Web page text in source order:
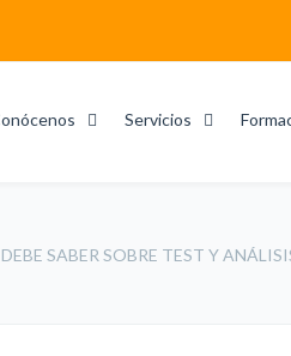
Servicios
SABER SOBRE TEST Y